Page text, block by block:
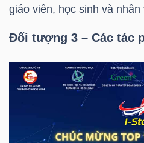
giáo viên, học sinh và nhân
Đối tượng 3 – Các tác
NGHIỆP
TIÊU